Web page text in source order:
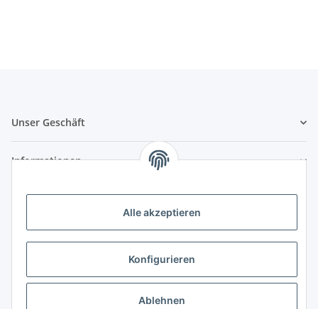
Alle akzeptieren
Konfigurieren
Ablehnen
Unser Geschäft
Informationen
Zahlungsmöglichkeiten
Vorkasse (per Bank-Überweisung)
PayPal
Kreditkarte